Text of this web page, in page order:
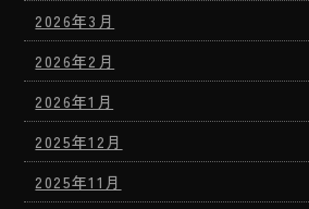
2026年3月
2026年2月
2026年1月
2025年12月
2025年11月